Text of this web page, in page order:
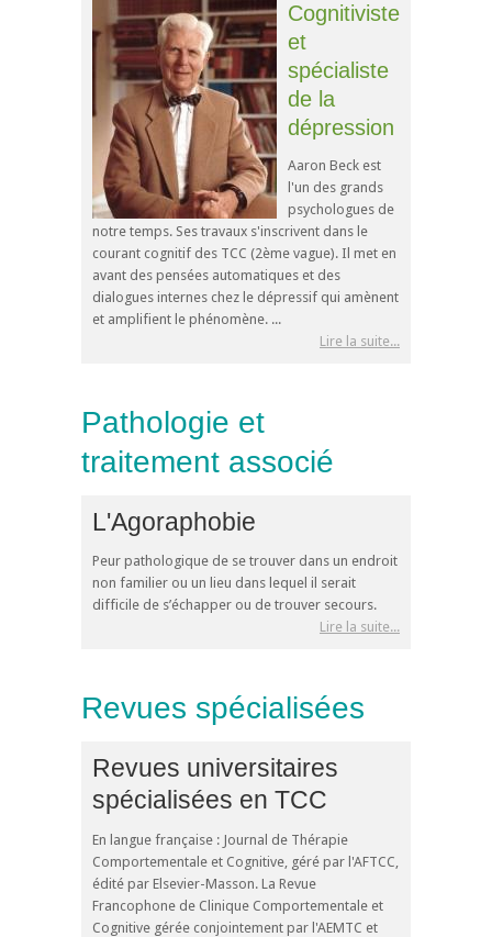
Cognitiviste
et
spécialiste
de la
dépression
Aaron Beck est
l'un des grands
psychologues de
notre temps. Ses travaux s'inscrivent dans le
courant cognitif des TCC (2ème vague). Il met en
avant des pensées automatiques et des
dialogues internes chez le dépressif qui amènent
et amplifient le phénomène. ...
Lire la suite...
Pathologie et
traitement associé
L'Agoraphobie
Peur pathologique de se trouver dans un endroit
non familier ou un lieu dans lequel il serait
difficile de s’échapper ou de trouver secours.
Lire la suite...
Revues spécialisées
Revues universitaires
spécialisées en TCC
En langue française : Journal de Thérapie
Comportementale et Cognitive, géré par l'AFTCC,
édité par Elsevier-Masson. La Revue
Francophone de Clinique Comportementale et
Cognitive gérée conjointement par l'AEMTC et